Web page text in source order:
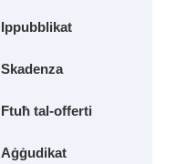
Ippubblikat
Skadenza
Ftuħ tal-offerti
Aġġudikat